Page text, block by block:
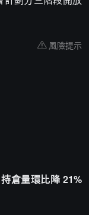
風險提示
倉量環比降 21%